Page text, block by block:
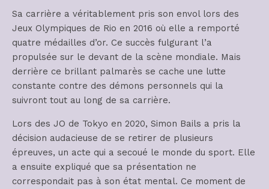
Sa carrière a véritablement pris son envol lors des
Jeux Olympiques de Rio en 2016 où elle a remporté
quatre médailles d’or. Ce succès fulgurant l’a
propulsée sur le devant de la scène mondiale. Mais
derrière ce brillant palmarès se cache une lutte
constante contre des démons personnels qui la
suivront tout au long de sa carrière.
Lors des JO de Tokyo en 2020, Simon Bails a pris la
décision audacieuse de se retirer de plusieurs
épreuves, un acte qui a secoué le monde du sport. Elle
a ensuite expliqué que sa présentation ne
correspondait pas à son état mental. Ce moment de